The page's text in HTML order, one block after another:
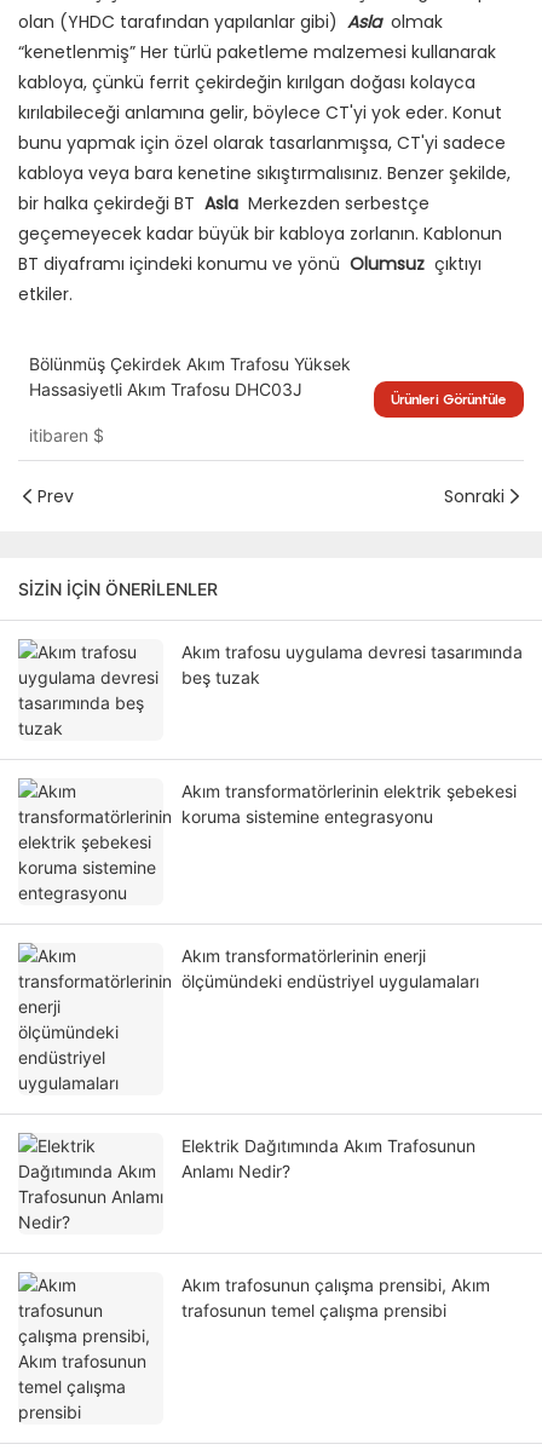
olan (YHDC tarafından yapılanlar gibi) Asla olmak
“kenetlenmiş” Her türlü paketleme malzemesi kullanarak
kabloya, çünkü ferrit çekirdeğin kırılgan doğası kolayca
kırılabileceği anlamına gelir, böylece CT'yi yok eder. Konut
bunu yapmak için özel olarak tasarlanmışsa, CT'yi sadece
kabloya veya bara kenetine sıkıştırmalısınız. Benzer şekilde,
bir halka çekirdeği BT Asla Merkezden serbestçe
geçemeyecek kadar büyük bir kabloya zorlanın. Kablonun
BT diyaframı içindeki konumu ve yönü Olumsuz çıktıyı
etkiler.
Bölünmüş Çekirdek Akım Trafosu Yüksek
Hassasiyetli Akım Trafosu DHC03J
itibaren $
Ürünleri Görüntüle
Prev Sonraki
SIZIN IÇIN ÖNERILENLER
Akım trafosu uygulama devresi tasarımında
beş tuzak
Akım transformatörlerinin elektrik şebekesi
koruma sistemine entegrasyonu
Akım transformatörlerinin enerji
ölçümündeki endüstriyel uygulamaları
Elektrik Dağıtımında Akım Trafosunun
Anlamı Nedir?
Akım trafosunun çalışma prensibi, Akım
trafosunun temel çalışma prensibi